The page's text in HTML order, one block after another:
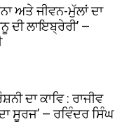
ਅਤੇ ਜੀਵਨ-ਮੁੱਲਾਂ ਦਾ
ਦੀ ਲਾਇਬ੍ਰੇਰੀ’ —
ਦਾ ਕਾਵਿ : ਰਾਜੀਵ
ਸੂਰਜ’ — ਰਵਿੰਦਰ ਸਿੰਘ